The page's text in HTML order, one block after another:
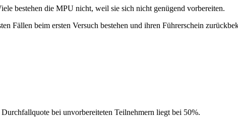
bestehen die MPU nicht, weil sie sich nicht genügend vorbereiten.
Fällen beim ersten Versuch bestehen und ihren Führerschein
bei unvorbereiteten Teilnehmern liegt bei 50%.